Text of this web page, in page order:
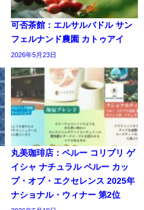
可否茶館：エルサルバドル サン
フェルナンド農園 カトゥアイ
2026年5月23日
丸美珈琲店：ペルー コリブリ ゲ
イシャ ナチュラル ペルー カッ
プ・オブ・エクセレンス 2025年
ナショナル・ウィナー 第2位